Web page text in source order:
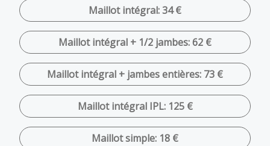
Maillot intégral: 34 €
Maillot intégral + 1/2 jambes: 62 €
Maillot intégral + jambes entières: 73 €
Maillot intégral IPL: 125 €
Maillot simple: 18 €